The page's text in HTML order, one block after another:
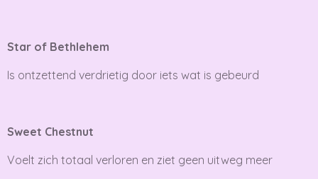
Star of Bethlehem
Is ontzettend verdrietig door iets wat is gebeurd
Sweet Chestnut
Voelt zich totaal verloren en ziet geen uitweg meer